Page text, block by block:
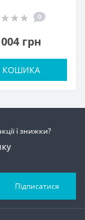
0
грн
КОШИКА
і знижки?
Підписатися